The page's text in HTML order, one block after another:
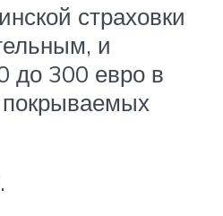
страховки
и
до 300 евро в
покрываемых